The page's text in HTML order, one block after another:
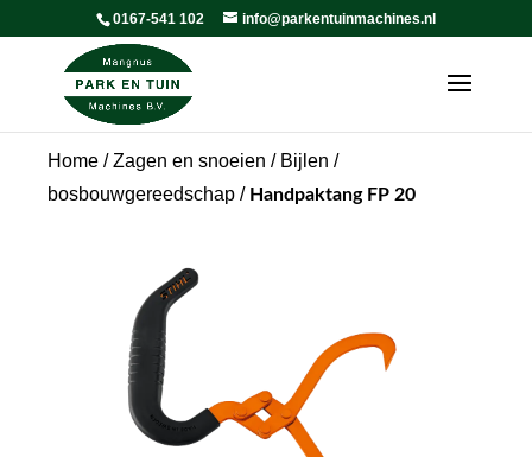
0167-541 102 info@parkentuinmachines.nl
Home /Zagen en snoeien / Bijlen /
bosbouwgereedschap / Handpaktang FP 20